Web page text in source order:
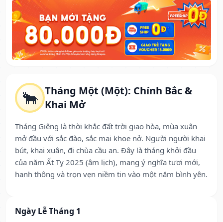
🐂 Tháng Một (Một): Chính Bắc &
Khai Mở
Tháng Giêng là thời khắc đất trời giao hòa, mùa xuân
mở đầu với sắc đào, sắc mai khoe nở. Người người khai
bút, khai xuân, đi chùa cầu an. Đây là tháng khởi đầu
của năm Ất Tỵ 2025 (âm lịch), mang ý nghĩa tươi mới,
hanh thông và trọn vẹn niềm tin vào một năm bình yên.
Ngày Lễ Tháng 1